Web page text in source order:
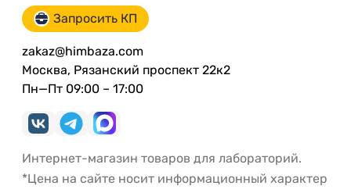
Запросить КП
zakaz@himbaza.com
Москва, Рязанский проспект 22к2
Пн—Пт 09:00 – 17:00
Интернет-магазин товаров для лабораторий.
*Цена на сайте носит информационный характер